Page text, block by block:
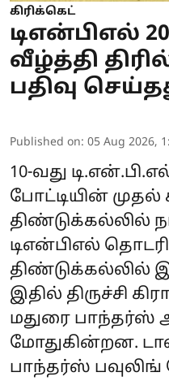
கிரிக்கெட்
டிஎன்பிஎல்
வீழ்த்தி
பதிவு
Published on: 05 Aug 2026,
10-வது
போட்டியின்
திண்டுக்கல்லில்
டிஎன்பிஎல்
திண்டுக்கல்லில்
இதில் திருச்சி
மதுரை
மோதுகின்றன.
பாந்தர்ஸ் பவுலிங்